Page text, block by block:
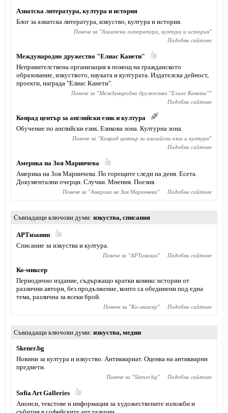
Азиатска литература, култура и история
Блог за азиатска литература, изкуство, култура и история.
Повече за "Азиатска литература, култура и история"
Подобни сайтове
Международно дружество "Елиас Канети"
Неправителствена организация в помощ на гражданското
образование, изкуството, науката и културата. Издателска дейност,
проекти, награда "Елиас Канети".
Повече за "Международно дружество "Елиас Канети""
Подобни сайтове
Конрад център за английски език и култура
Обучение по английски език. Езикова зона. Културна зона.
Повече за "Конрад център за английски език и култура"
Подобни сайтове
Америка на Зоя Маринчева
Америка на Зоя Маринчева. По горещите следи на деня. Есета.
Документални очерци. Случки. Мнения. Поезия.
Повече за "Америка на Зоя Маринчева" Подобни сайтове
Съвпадащи ключови думи изкуства, списания
АРТизанин
Списание за изкуства и култура.
Повече за "АРТизанин" Подобни сайтове
Ко-миксер
Периодично издание, съдържащо кратки комикс истории от
различни автори, без продължение, които са обединени под една
тема, различна за всеки брой.
Повече за "Ко-миксер" Подобни сайтове
Съвпадащи ключови думи изкуства, медии
Skener.bg
Новини за култура и изкуство. Антиквариат. Оценка на антикварни
предмети.
Повече за "Skener.bg" Подобни сайтове
Sofia Art Galleries
Анонси, текстове и информация за художествените изложби и